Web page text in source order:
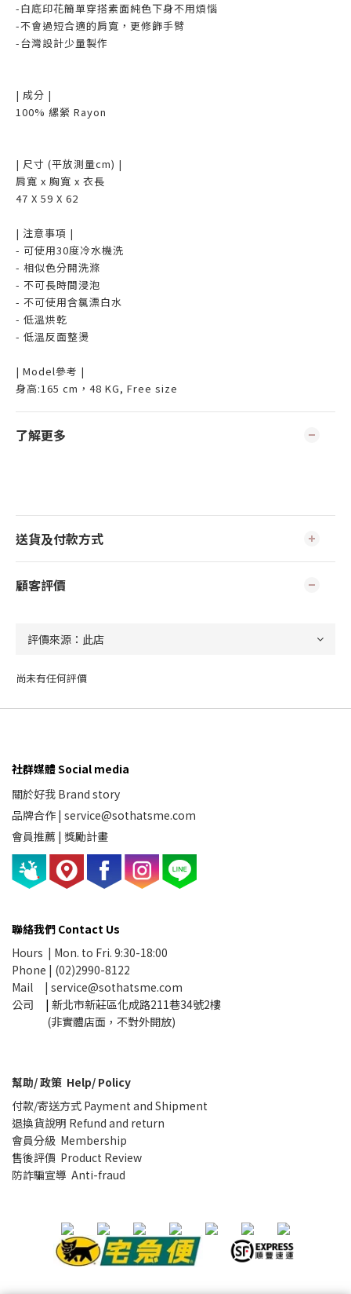
-白底印花簡單穿搭素面純色下身不用煩惱
-不會過短合適的肩寬，更修飾手臂
-台灣設計少量製作
| 成分 |
100% 縲縈 Rayon
| 尺寸 (平放測量cm) |
肩寬 x 胸寬 x 衣長
47 X 59 X 62
| 注意事項 |
- 可使用30度冷水機洗
- 相似色分開洗滌
- 不可長時間浸泡
- 不可使用含氯漂白水
- 低溫烘乾
- 低溫反面整燙
| Model參考 |
身高:165 cm，48 KG, Free size
了解更多
送貨及付款方式
顧客評價
尚未有任何評價
社群媒體 Social media
關於好我 Brand story
品牌合作 | service@sothatsme.com
會員推薦 | 獎勵計畫
聯絡我們 Contact Us
Hours | Mon. to Fri. 9:30-18:00
Phone | (02)2990-8122
Mail | service@sothatsme.com
公司
| 新北市新莊區化成路211巷34號2樓
(非實體店面，不對外開放)
幫助/ 政策 Help/ Policy
付款/寄送方式 Payment and Shipment
退換貨說明 Refund and return
會員分級 Membership
售後評價 Product Review
防詐騙宣導 Anti-fraud